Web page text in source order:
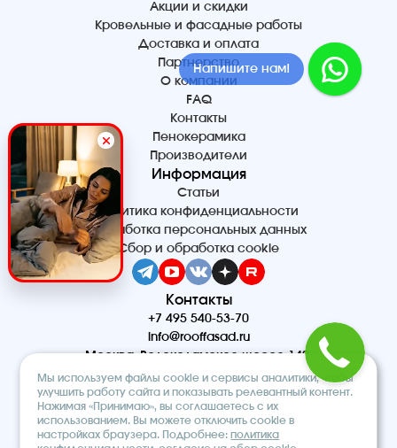
Акции и скидки
Кровельные и фасадные работы
Доставка и оплата
Партнерство
О компании
FAQ
Контакты
Пенокерамика
Производители
Информация
Статьи
Политика конфиденциальности
Обработка персональных данных
Сбор и обработка cookie
Контакты
+7 495 540-53-70
info@rooffasad.ru
Москва, Волоколамское шоссе 142,
офис 606, 6 этаж
Реквизиты
ООО “ПТК “Титан”
ОГРН 1227700212475
Мы используем файлы cookie и сервисы аналитики, чтобы
улучшить работу сайта и показывать релевантный контент.
Нажимая «Принимаю», вы соглашаетесь с их
использованием. Вы можете отключить cookie в
настройках браузера. Подробнее:политика
Напишите нам!
Напишите в MAX!